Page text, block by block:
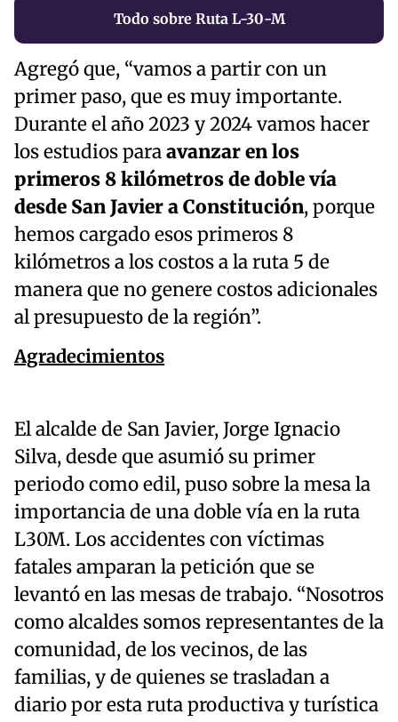
Todo sobre Ruta L-30-M
Agregó que, “vamos a partir con un
primer paso, que es muy importante.
Durante el año 2023 y 2024 vamos hacer
los estudios paraavanzar en los
primeros 8 kilómetros de doble vía
desde San Javier a Constitución, porque
hemos cargado esos primeros 8
kilómetros a los costos a la ruta 5 de
manera que no genere costos adicionales
al presupuesto de la región”.
Agradecimientos
El alcalde de San Javier, Jorge Ignacio
Silva, desde que asumió su primer
periodo como edil, puso sobre la mesa la
importancia de una doble vía en la ruta
L30M. Los accidentes con víctimas
fatales amparan la petición que se
levantó en las mesas de trabajo. “Nosotros
como alcaldes somos representantes de la
comunidad, de los vecinos, de las
familias, y de quienes se trasladan a
diario por esta ruta productiva y turística